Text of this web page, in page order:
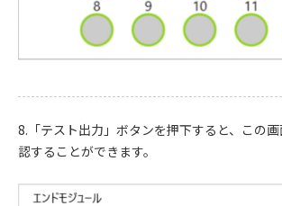
8.「テスト出力」ボタンを押下すると、この
認することができます。